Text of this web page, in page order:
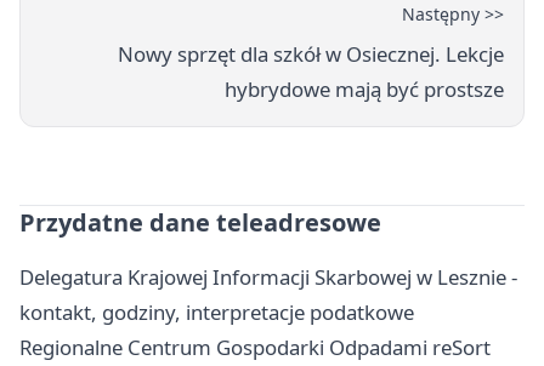
Następny >>
Nowy sprzęt dla szkół w Osiecznej. Lekcje
hybrydowe mają być prostsze
Przydatne dane teleadresowe
Delegatura Krajowej Informacji Skarbowej w Lesznie -
kontakt, godziny, interpretacje podatkowe
Regionalne Centrum Gospodarki Odpadami reSort